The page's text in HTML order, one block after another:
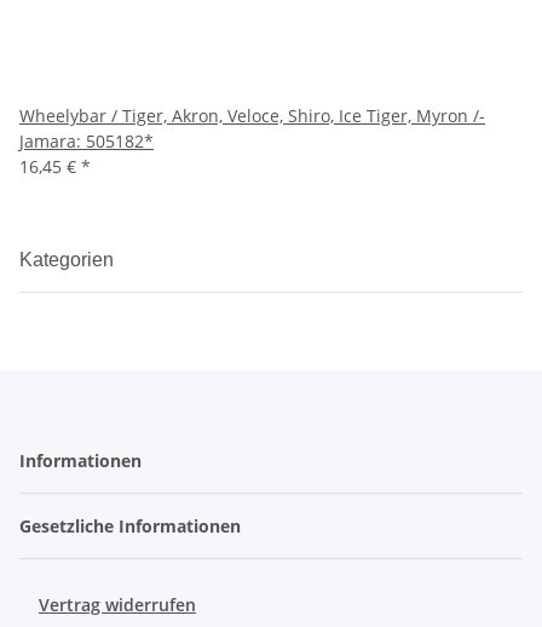
Wheelybar / Tiger, Akron, Veloce, Shiro, Ice Tiger, Myron /-
Jamara: 505182*
16,45 € *
Kategorien
Informationen
Gesetzliche Informationen
Vertrag widerrufen